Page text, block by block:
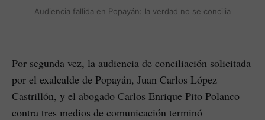
Audiencia fallida en Popayán: la verdad no se concilia
Por segunda vez, la audiencia de conciliación solicitada
por el exalcalde de Popayán, Juan Carlos López
Castrillón, y el abogado Carlos Enrique Pito Polanco
contra tres medios de comunicación terminó